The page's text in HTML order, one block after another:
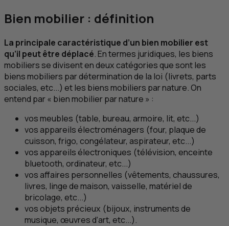
Bien mobilier : définition
La principale caractéristique d’un bien mobilier est
qu’il peut être déplacé. En termes juridiques, les biens
mobiliers se divisent en deux catégories que sont les
biens mobiliers par détermination de la loi (livrets, parts
sociales, etc...) et les biens mobiliers par nature. On
entend par « bien mobilier par nature » :
vos meubles (table, bureau, armoire, lit, etc...)
vos appareils électroménagers (four, plaque de
cuisson, frigo, congélateur, aspirateur, etc...)
vos appareils électroniques (télévision, enceinte
bluetooth, ordinateur, etc...)
vos affaires personnelles (vêtements, chaussures,
livres, linge de maison, vaisselle, matériel de
bricolage, etc...)
vos objets précieux (bijoux, instruments de
musique, œuvres d’art, etc...).